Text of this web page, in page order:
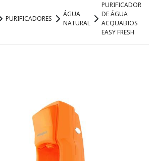
PURIFICADORES
ÁGUA
NATURAL
PURIFICADOR
DE ÁGUA
ACQUABIOS
EASY FRESH